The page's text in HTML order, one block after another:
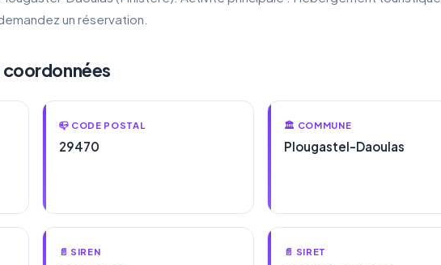
un réservation.
📪 CODE POSTAL
29470
🏛️ COMMUNE
Plougastel-Daoulas
📄 SIREN 📄 SIRET